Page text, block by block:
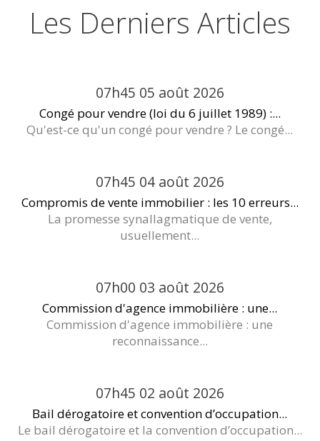
Les Derniers Articles
07h45 05 août 2026
Congé pour vendre (loi du 6 juillet 1989) :...
Qu'est-ce qu'un congé pour vendre ? Le congé...
07h45 04 août 2026
Compromis de vente immobilier : les 10 erreurs...
La promesse synallagmatique de vente,
usuellement...
07h00 03 août 2026
Commission d'agence immobilière : une...
Commission d'agence immobilière : une
reconnaissance...
07h45 02 août 2026
Bail dérogatoire et convention d’occupation...
Le bail dérogatoire et la convention d’occupation...